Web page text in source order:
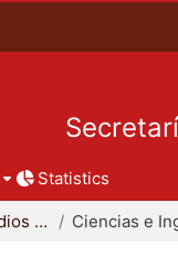
Statistics
Coordinación de Estudios de Posgrado - CBI